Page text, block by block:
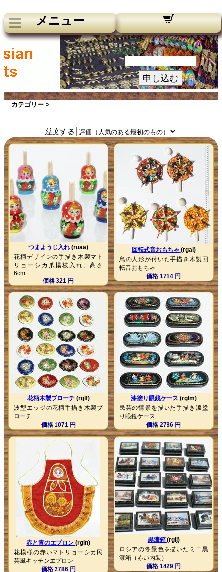
メニュー
ニュースレター：
あなたのメールアドレス：
申し込む
カテゴリー >
注文する
つまようじ入れ(ruaa)
花柄デザインの手描き木製マト
リョーシカ爪楊枝入れ、高さ
6cm
価格 321 円
回転式音おもちゃ (rgal)
鳥の人形が付いた手描き木製回
転音おもちゃ
価格 1714 円
花柄木製ブローチ (rglf)
波型エッジの花柄手描き木製ブ
ローチ
価格 1071 円
漆塗り眼鏡ケース (rglm)
民芸の情景を描いた手描き漆塗
り眼鏡ケース
価格 2786 円
赤と青のエプロン(rgln)
花模様の赤いマトリョーシカ民
芸風キッチンエプロン
価格 2786 円
黒漆箱 (rglj)
ロシアの冬景色を描いたミニ黒
漆箱（赤い内装）
価格 1429 円